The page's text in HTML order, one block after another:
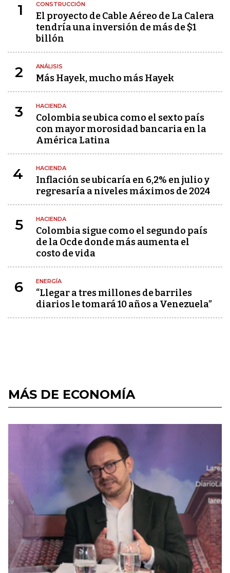
1 CONSTRUCCIÓN
El proyecto de Cable Aéreo de La Calera
tendría una inversión de más de $1
billón
2 ANÁLISIS
Más Hayek, mucho más Hayek
3 HACIENDA
Colombia se ubica como el sexto país
con mayor morosidad bancaria en la
América Latina
4 HACIENDA
Inflación se ubicaría en 6,2% en julio y
regresaría a niveles máximos de 2024
5 HACIENDA
Colombia sigue como el segundo país
de la Ocde donde más aumenta el
costo de vida
6 ENERGÍA
“Llegar a tres millones de barriles
diarios le tomará 10 años a Venezuela”
MÁS DE ECONOMÍA